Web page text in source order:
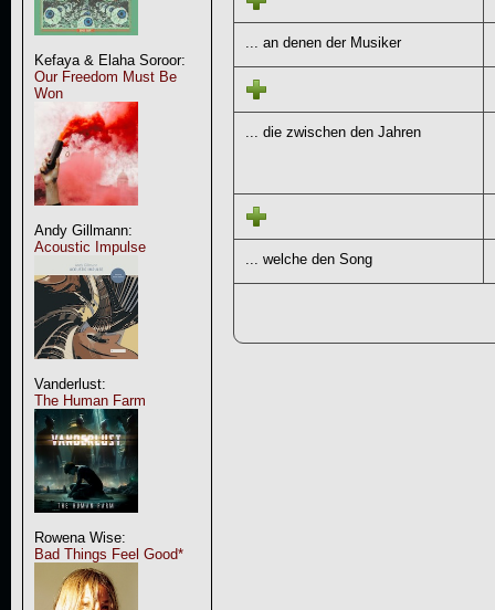
Kefaya & Elaha Soroor:
Our Freedom Must Be
Won
Andy Gillmann:
Acoustic Impulse
Vanderlust:
The Human Farm
Rowena Wise:
Bad Things Feel Good*
... an denen der Musiker
... die zwischen den Jahren
... welche den Song